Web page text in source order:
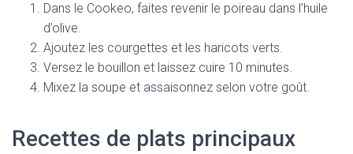
Dans le Cookeo, faites revenir le poireau dans l’huile
d’olive.
Ajoutez les courgettes et les haricots verts.
Versez le bouillon et laissez cuire 10 minutes.
Mixez la soupe et assaisonnez selon votre goût.
Recettes de plats principaux